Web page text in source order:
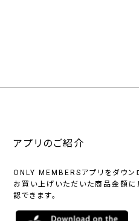
アプリのご紹介
ONLY MEMBERSアプリをダウン
お買い上げいただいた商品金額に
認できます。